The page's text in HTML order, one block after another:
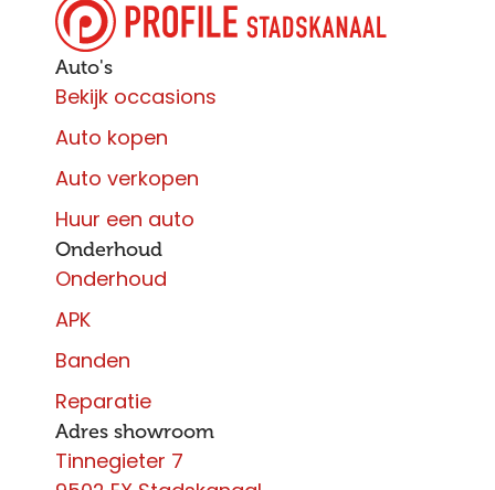
Auto's
Bekijk occasions
Auto kopen
Auto verkopen
Huur een auto
Onderhoud
Onderhoud
APK
Banden
Reparatie
Adres showroom
Tinnegieter 7